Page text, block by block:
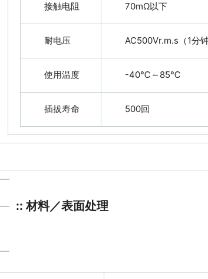
接触电阻 70mΩ以下
耐电压 AC500Vr.m.s（1分钟
使用温度 -40℃～85℃
插拔寿命 500回
:: 材料／表面处理